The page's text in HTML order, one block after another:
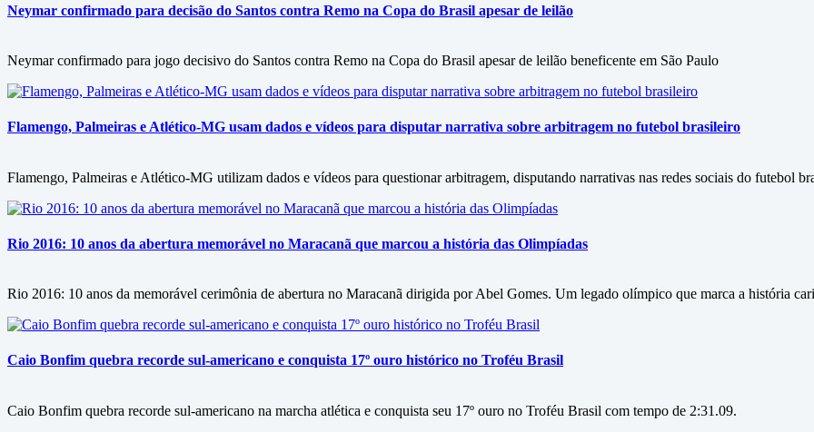
Neymar confirmado para decisão do Santos contra Remo na Copa do Brasil apesar de leilão
Neymar confirmado para jogo decisivo do Santos contra Remo na Copa do Brasil apesar de leilão beneficente em São Paulo
Flamengo, Palmeiras e Atlético-MG usam dados e vídeos para disputar narrativa sobre arbitragem no futebol brasileiro
Flamengo, Palmeiras e Atlético-MG utilizam dados e vídeos para questionar arbitragem, disputando narrativas nas redes sociais do futebol
Rio 2016: 10 anos da abertura memorável no Maracanã que marcou a história das Olimpíadas
Rio 2016: 10 anos da memorável cerimônia de abertura no Maracanã dirigida por Abel Gomes. Um legado olímpico que marca a história
Caio Bonfim quebra recorde sul-americano e conquista 17º ouro histórico no Troféu Brasil
Caio Bonfim quebra recorde sul-americano na marcha atlética e conquista seu 17º ouro no Troféu Brasil com tempo de 2:31.09.